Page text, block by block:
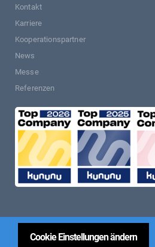
Kontakt
Karriere
Kooperationspartner
News
Messe
Referenzen
Cookie Einstellungen ändern